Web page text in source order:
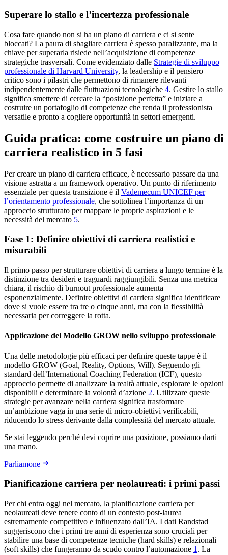
Superare lo stallo e l’incertezza professionale
Cosa fare quando non si ha un piano di carriera e ci si sente
bloccati? La paura di sbagliare carriera è spesso paralizzante, ma la
chiave per superarla risiede nell’acquisizione di competenze
strategiche trasversali. Come evidenziato dalle Strategie di sviluppo
professionale di Harvard University, la leadership e il pensiero
critico sono i pilastri che permettono di rimanere rilevanti
indipendentemente dalle fluttuazioni tecnologiche 4. Gestire lo stallo
significa smettere di cercare la “posizione perfetta” e iniziare a
costruire un portafoglio di competenze che renda il professionista
versatile e pronto a cogliere opportunità in settori emergenti.
Guida pratica: come costruire un piano di
carriera realistico in 5 fasi
Per creare un piano di carriera efficace, è necessario passare da una
visione astratta a un framework operativo. Un punto di riferimento
essenziale per questa transizione è il Vademecum UNICEF per
l’orientamento professionale, che sottolinea l’importanza di un
approccio strutturato per mappare le proprie aspirazioni e le
necessità del mercato 5.
Fase 1: Definire obiettivi di carriera realistici e
misurabili
Il primo passo per strutturare obiettivi di carriera a lungo termine è la
distinzione tra desideri e traguardi raggiungibili. Senza una metrica
chiara, il rischio di burnout professionale aumenta
esponenzialmente. Definire obiettivi di carriera significa identificare
dove si vuole essere tra tre o cinque anni, ma con la flessibilità
necessaria per correggere la rotta.
Applicazione del Modello GROW nello sviluppo professionale
Una delle metodologie più efficaci per definire queste tappe è il
modello GROW (Goal, Reality, Options, Will). Seguendo gli
standard dell’International Coaching Federation (ICF), questo
approccio permette di analizzare la realtà attuale, esplorare le opzioni
disponibili e determinare la volontà d’azione 2. Utilizzare queste
strategie per avanzare nella carriera significa trasformare
un’ambizione vaga in una serie di micro-obiettivi verificabili,
riducendo lo stress derivante dalla complessità del mercato attuale.
Se stai leggendo perché devi coprire una posizione, possiamo darti
una mano.
Parliamone
Pianificazione carriera per neolaureati: i primi passi
Per chi entra oggi nel mercato, la pianificazione carriera per
neolaureati deve tenere conto di un contesto post-laurea
estremamente competitivo e influenzato dall’IA. I dati Randstad
suggeriscono che i primi tre anni di esperienza sono cruciali per
stabilire una base di competenze tecniche (hard skills) e relazionali
(soft skills) che fungeranno da scudo contro l’automazione 1 . La